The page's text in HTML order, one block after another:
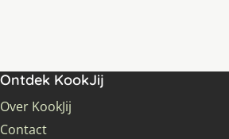
Ontdek KookJij
Over KookJij
Contact